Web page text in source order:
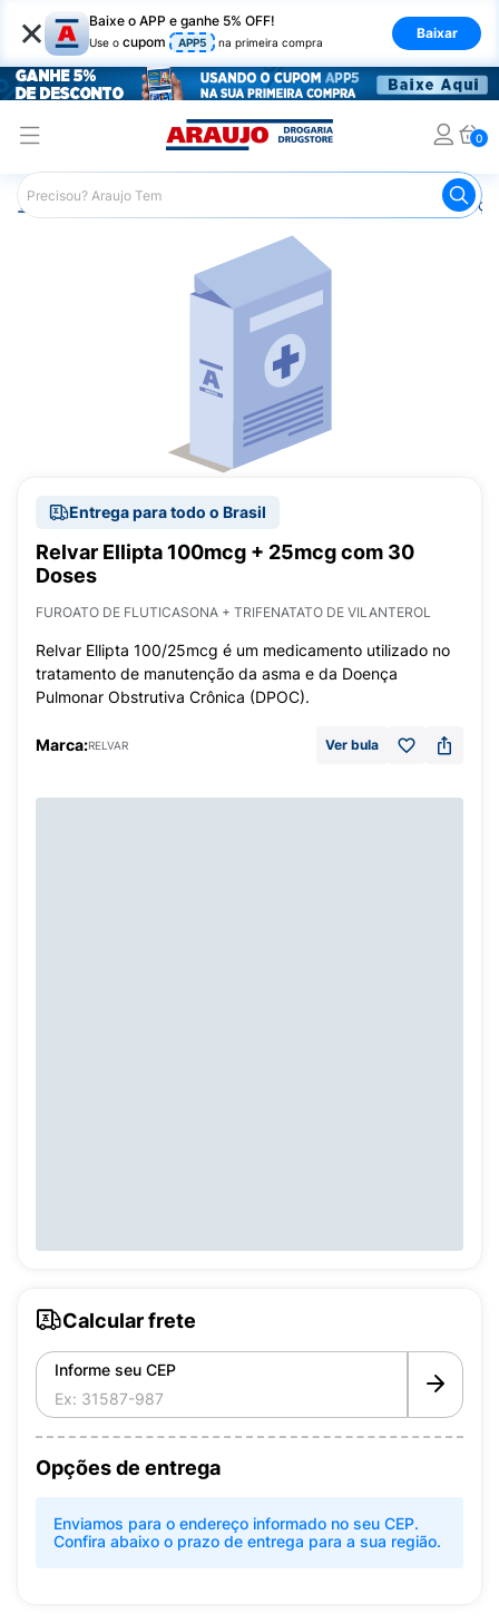
× Baixe o APP e ganhe 5% OFF!
Use o cupom APP5 na primeira compra
Baixar
0
Araujo Medicamentos Remédios para Alergias e
Entrega para todo o Brasil
Relvar Ellipta 100mcg + 25mcg com 30
Doses
FUROATO DE FLUTICASONA + TRIFENATATO DE VILANTEROL
Relvar Ellipta 100/25mcg é um medicamento utilizado no
tratamento de manutenção da asma e da Doença
Pulmonar Obstrutiva Crônica (DPOC).
Marca:RELVAR Ver bula
Calcular frete
Informe seu CEP
Opções de entrega
Enviamos para o endereço informado no seu CEP.
Confira abaixo o prazo de entrega para a sua região.